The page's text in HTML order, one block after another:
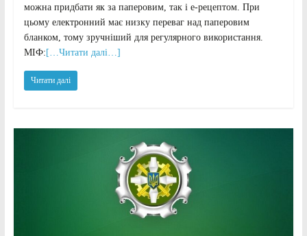
можна придбати як за паперовим, так і е-рецептом. При
цьому електронний має низку переваг над паперовим
бланком, тому зручніший для регулярного використання.
МІФ: […Читати далі…]
Читати далі